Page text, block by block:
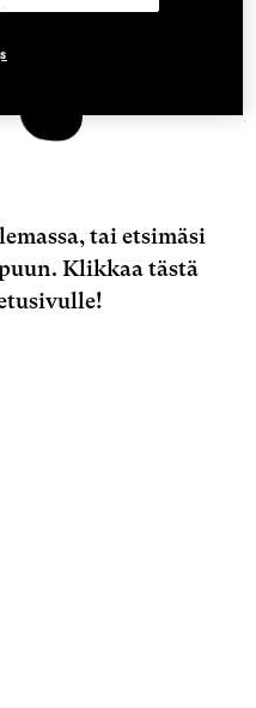
tai etsimäsi
Klikkaa tästä